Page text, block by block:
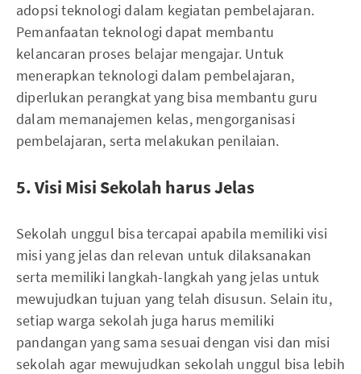
adopsi teknologi dalam kegiatan pembelajaran.
Pemanfaatan teknologi dapat membantu
kelancaran proses belajar mengajar. Untuk
menerapkan teknologi dalam pembelajaran,
diperlukan perangkat yang bisa membantu guru
dalam memanajemen kelas, mengorganisasi
pembelajaran, serta melakukan penilaian.
5. Visi Misi Sekolah harus Jelas
Sekolah unggul bisa tercapai apabila memiliki visi
misi yang jelas dan relevan untuk dilaksanakan
serta memiliki langkah-langkah yang jelas untuk
mewujudkan tujuan yang telah disusun. Selain itu,
setiap warga sekolah juga harus memiliki
pandangan yang sama sesuai dengan visi dan misi
sekolah agar mewujudkan sekolah unggul bisa lebih